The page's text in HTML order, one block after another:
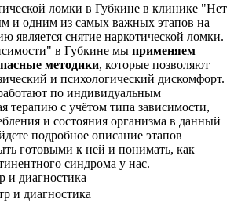
ломки в Губкине в клинике "Нет
и одним из самых важных этапов на
является снятие наркотической ломки.
в Губкине мы применяем
методики, которые позволяют
и психологический дискомфорт.
по индивидуальным
терапию с учётом типа зависимости,
и состояния организма в данный
подробное описание этапов
готовыми к ней и понимать, как
синдрома у нас.
и диагностика